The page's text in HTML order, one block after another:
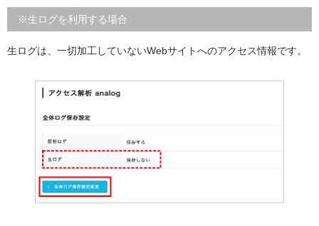
※生ログを利用する場合
生ログは、一切加工していないWebサイトへのアクセス情報です。